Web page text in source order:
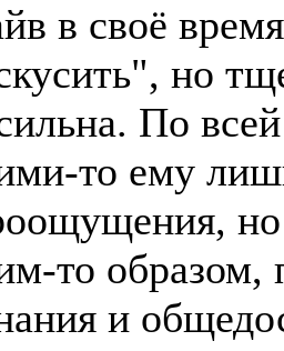
в своё
но
По
то ему
но
то образом,
и